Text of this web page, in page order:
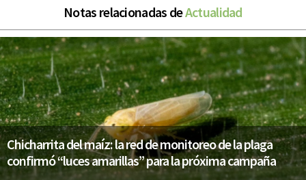
Notas relacionadas deActualidad
Chicharrita del maíz: la red de monitoreo de la plaga
confirmó “luces amarillas” para la próxima campaña